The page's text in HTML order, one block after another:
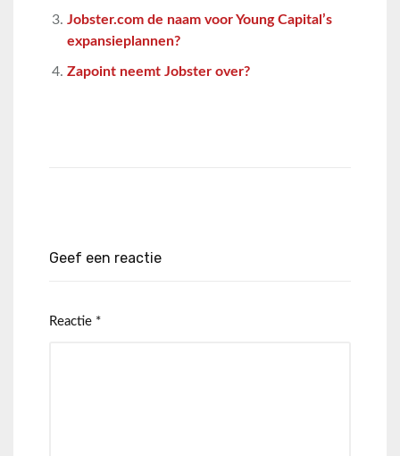
Jobster.com de naam voor Young Capital’s
expansieplannen?
Zapoint neemt Jobster over?
Geef een reactie
Reactie *